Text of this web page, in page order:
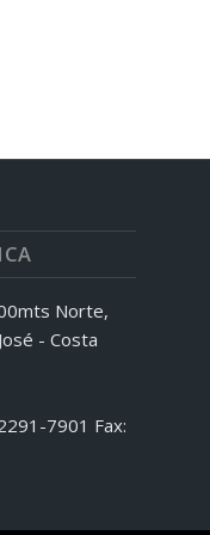
Norte,
- Costa
7901 Fax: